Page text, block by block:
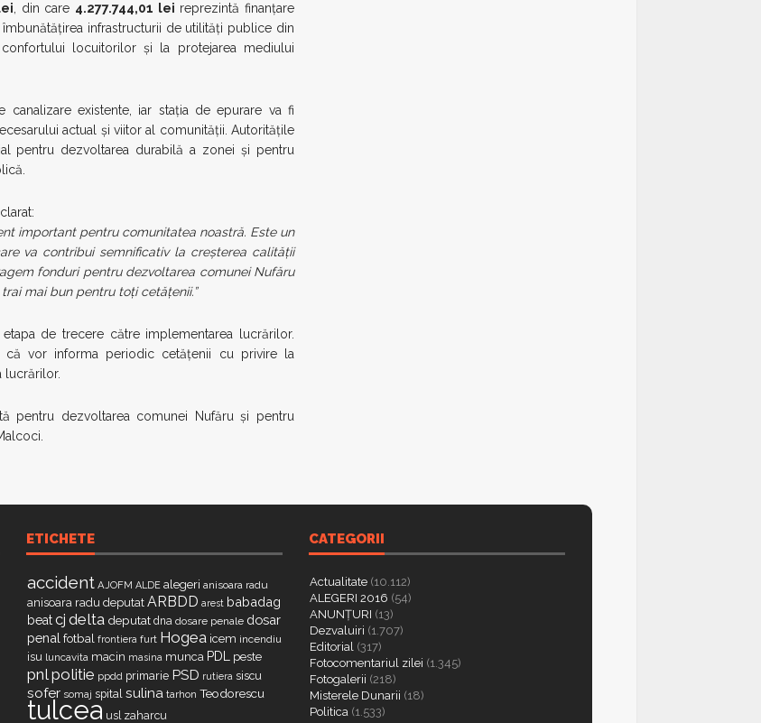
, din care 4.277.744,01 lei reprezintă finanțare
infrastructurii de utilități publice din
locuitorilor și la protejarea mediului
existente, iar stația de epurare va fi
actual și viitor al comunității. Autoritățile
pentru dezvoltarea durabilă a zonei și pentru
important pentru comunitatea noastră. Este un
va contribui semnificativ la creșterea calității
fonduri pentru dezvoltarea comunei Nufăru
mai bun pentru toți cetățenii.”
de trecere către implementarea lucrărilor.
că vor informa periodic cetățenii cu privire la
lucrărilor.
pentru dezvoltarea comunei Nufăru și pentru
ETICHETE
accident AJOFM ALDE alegeri anisoara radu
anisoara radu deputat ARBDD arest babadag
beatcj delta deputat dna dosare penale dosar
penal fotbal frontiera furt Hogea icem incendiu
isu luncavita macin masina munca PDL peste
pnlpolitie ppdd primarie PSD rutiera siscu
sofer somaj spital sulina tarhon Teodorescu
tulcea usl zaharcu
CATEGORII
Actualitate (10.112)
ALEGERI 2016 (54)
ANUNȚURI (13)
Dezvaluiri (1.707)
Editorial (317)
Fotocomentariul zilei (1.345)
Fotogalerii (218)
Misterele Dunarii (18)
Politica (1.533)